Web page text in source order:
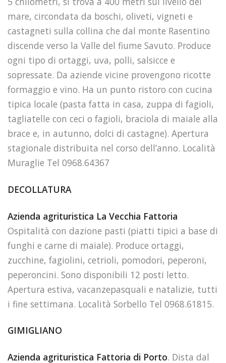
mare, circondata da boschi, oliveti, vigneti e
castagneti sulla collina che dal monte Rasentino
discende verso la Valle del fiume Savuto. Produce
ogni tipo di ortaggi, uva, polli, salsicce e
sopressate. Da aziende vicine provengono ricotte
formaggio e vino. Ha un punto ristoro con cucina
tipica locale (pasta fatta in casa, zuppa di fagioli,
tagliatelle con ceci o fagioli, braciola di maiale alla
brace e, in autunno, dolci di castagne). Apertura
stagionale distribuita nel corso dell’anno. Località
Muraglie Tel 0968.64367
DECOLLATURA
Azienda agrituristica La Vecchia Fattoria
Ospitalità con dazione pasti (piatti tipici a base di
funghi e carne di maiale). Produce ortaggi,
zucchine, fagiolini, cetrioli, pomodori, peperoni,
peperoncini. Sono disponibili 12 posti letto.
Apertura estiva, vacanzepasquali e natalizie, tutti
i fine settimana. Località Sorbello Tel 0968.61815.
GIMIGLIANO
Azienda agrituristica Fattoria di Porto. Dista dal